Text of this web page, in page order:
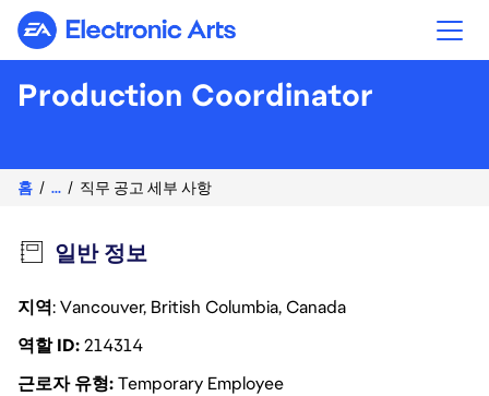
Electronic Arts
Production Coordinator
홈 ... 직무 공고 세부 사항
일반 정보
지역: Vancouver, British Columbia, Canada
역할 ID214314
근로자 유형Temporary Employee